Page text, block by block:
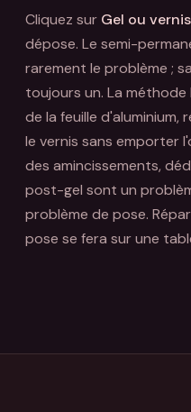
Cliquez sur Gel ou vernis
dépose. Le semi-
rarement le problème ;
toujours un. La
de la feuille
le vernis sans emporter
des amincissements,
post-gel sont un
problème de pose.
pose se fera sur une